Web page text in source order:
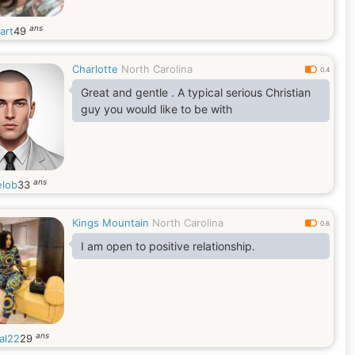
49 ans
Charlotte North Carolina 0.4
Great and gentle . A typical serious Christian
guy you would like to be with
33 ans
Kings Mountain North Carolina 0.6
I am open to positive relationship.
29 ans